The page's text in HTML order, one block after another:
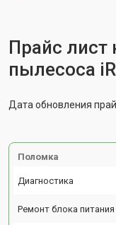
Прайс лист
пылесоса
Дата обновления
Поломка
Диагностика
Ремонт блока питания